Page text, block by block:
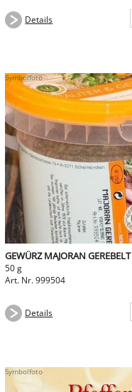
Details
GEWÜRZ MAJORAN GEREBELT
50 g
Art. Nr. 999504
Details